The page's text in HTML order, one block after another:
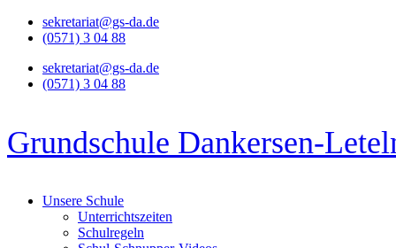
sekretariat@gs-da.de
(0571) 3 04 88
sekretariat@gs-da.de
(0571) 3 04 88
Grundschule Dankersen-
Unsere Schule
Unterrichtszeiten
Schulregeln